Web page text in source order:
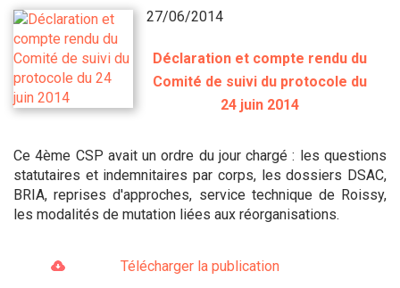
27/06/2014
Déclaration et compte rendu du
Comité de suivi du protocole du
24 juin 2014
Ce 4ème CSP avait un ordre du jour chargé : les questions
statutaires et indemnitaires par corps, les dossiers DSAC,
BRIA, reprises d'approches, service technique de Roissy,
les modalités de mutation liées aux réorganisations.
Télécharger la publication